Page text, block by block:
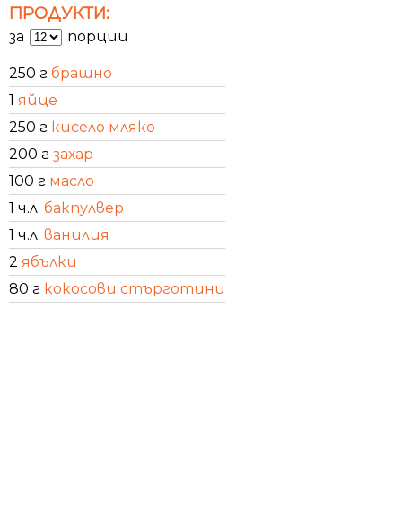
ПРОДУКТИ:
за порции
250 г брашно
1 яйце
250 г кисело мляко
200 г захар
100 г масло
1 ч.л. бакпулвер
1 ч.л. ванилия
2 ябълки
80 г кокосови стърготини